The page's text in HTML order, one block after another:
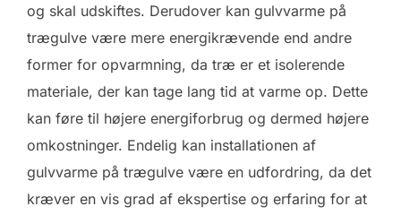
og skal udskiftes. Derudover kan gulvvarme på
trægulve være mere energikrævende end andre
former for opvarmning, da træ er et isolerende
materiale, der kan tage lang tid at varme op. Dette
kan føre til højere energiforbrug og dermed højere
omkostninger. Endelig kan installationen af
gulvvarme på trægulve være en udfordring, da det
kræver en vis grad af ekspertise og erfaring for at